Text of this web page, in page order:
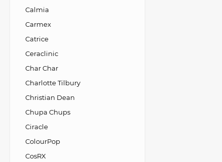
Calmia
Carmex
Catrice
Ceraclinic
Char Char
Charlotte Tilbury
Christian Dean
Chupa Chups
Ciracle
ColourPop
CosRX